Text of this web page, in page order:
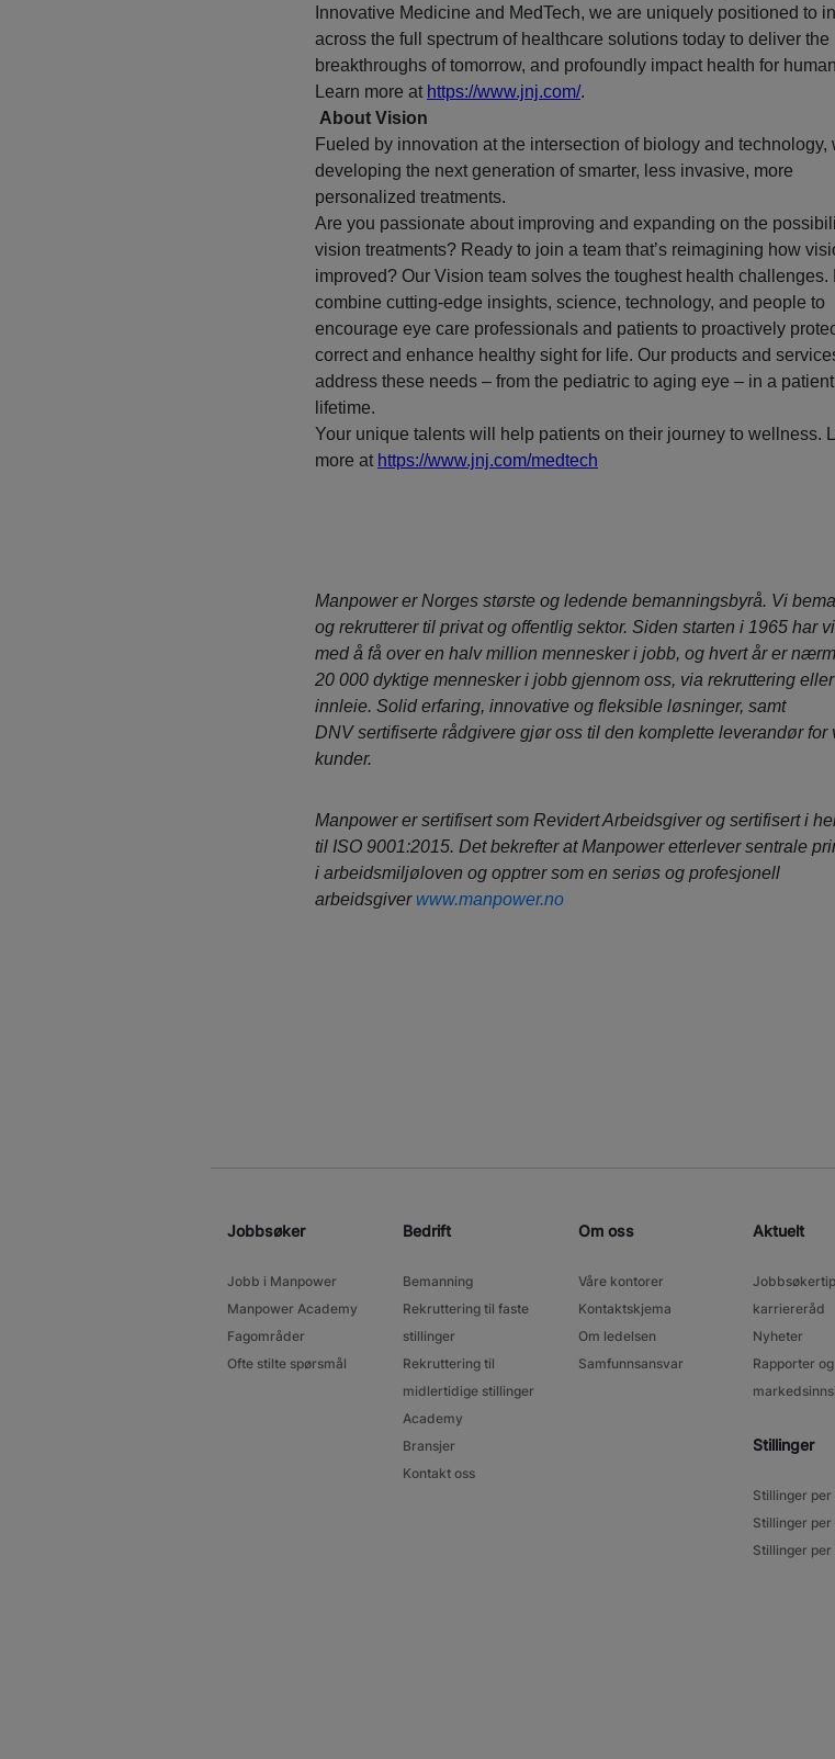
Innovative Medicine and MedTech, we are uniquely positioned to
across the full spectrum of healthcare solutions today to deliver the
breakthroughs of tomorrow, and profoundly impact health for
Learn more at https://www.jnj.com/.
About Vision
Fueled by innovation at the intersection of biology and technology,
developing the next generation of smarter, less invasive, more
personalized treatments.
Are you passionate about improving and expanding on the
vision treatments? Ready to join a team that’s reimagining how
improved? Our Vision team solves the toughest health challenges.
combine cutting-edge insights, science, technology, and people to
encourage eye care professionals and patients to proactively
correct and enhance healthy sight for life. Our products and
address these needs – from the pediatric to aging eye – in a
lifetime.
Your unique talents will help patients on their journey to wellness.
more at https://www.jnj.com/medtech
Manpower er Norges største og ledende bemanningsbyrå. Vi
og rekrutterer til privat og offentlig sektor. Siden starten i 1965 har
med å få over en halv million mennesker i jobb, og hvert år er
20 000 dyktige mennesker i jobb gjennom oss, via rekruttering eller
innleie. Solid erfaring, innovative og fleksible løsninger, samt
DNV sertifiserte rådgivere gjør oss til den komplette leverandør for
kunder.
Manpower er sertifisert som Revidert Arbeidsgiver og sertifisert i
til ISO 9001:2015. Det bekrefter at Manpower etterlever sentrale
i arbeidsmiljøloven og opptrer som en seriøs og profesjonell
arbeidsgiver www.manpower.no
Jobbsøker
Jobb i Manpower
Manpower Academy
Fagområder
Ofte stilte spørsmål
Bedrift
Bemanning
Rekruttering til faste
stillinger
Rekruttering til
midlertidige stillinger
Academy
Bransjer
Kontakt oss
Om oss
Våre kontorer
Kontaktskjema
Om ledelsen
Samfunnsansvar
Aktuelt
karriereråd
Nyheter
Rapporter og
Stillinger
Stillinger per
Stillinger
Stillinger